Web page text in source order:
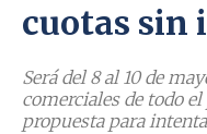
cuotas sin
Será del 8 al 10 de
comerciales de todo
propuesta para